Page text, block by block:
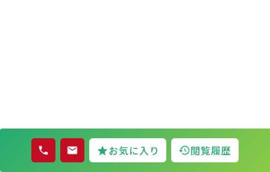
お気に入り 閲覧履歴